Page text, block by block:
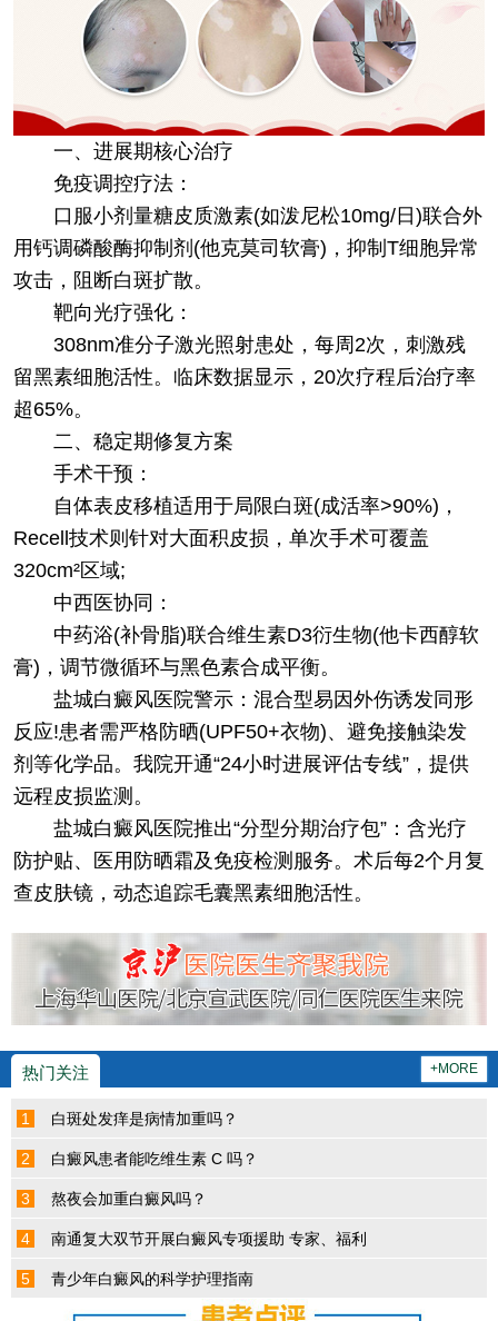
​一、进展期核心治疗​
​免疫调控疗法​：
口服小剂量糖皮质激素(如泼尼松10mg/日)联合外
用钙调磷酸酶抑制剂(他克莫司软膏)，抑制T细胞异常
攻击，阻断白斑扩散。
​靶向光疗强化​：
308nm准分子激光照射患处，每周2次，刺激残
留黑素细胞活性。临床数据显示，20次疗程后治疗率
超65%。
​二、稳定期修复方案​
​手术干预​：
自体表皮移植适用于局限白斑(成活率>90%)，
Recell技术则针对大面积皮损，单次手术可覆盖
320cm²区域;
​中西医协同​：
中药浴(补骨脂)联合维生素D3衍生物(他卡西醇软
膏)，调节微循环与黑色素合成平衡。
​盐城白癜风医院警示​：混合型易因外伤诱发同形
反应!患者需严格防晒(UPF50+衣物)、避免接触染发
剂等化学品。我院开通“24小时进展评估专线”，提供
远程皮损监测。
​盐城白癜风医院推出“分型分期治疗包”：含光疗
防护贴、医用防晒霜及免疫检测服务。术后每2个月复
查皮肤镜，动态追踪毛囊黑素细胞活性。
热门关注 +MORE
1 白斑处发痒是病情加重吗？
2 白癜风患者能吃维生素 C 吗？
3 熬夜会加重白癜风吗？
4 南通复大双节开展白癜风专项援助 专家、福利
5 ​青少年白癜风的科学护理指南​